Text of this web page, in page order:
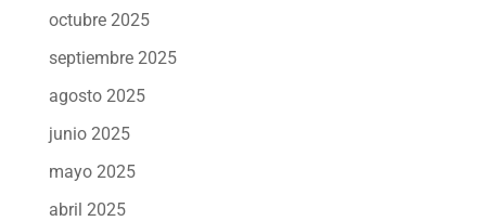
octubre 2025
septiembre 2025
agosto 2025
junio 2025
mayo 2025
abril 2025